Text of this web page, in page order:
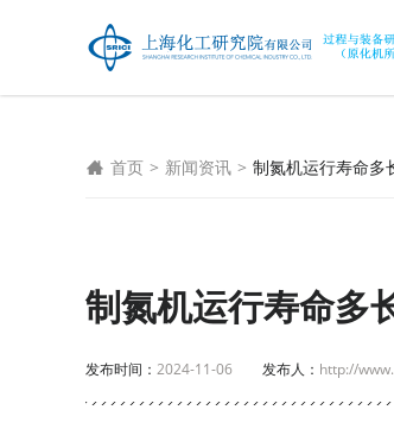
首页 > 新闻资讯 > 制氮机运行寿命多
制氮机运行寿命多
发布时间： 2024-11-06 发布人： http://